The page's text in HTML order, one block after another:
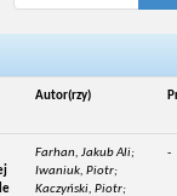
Autor(rzy)
Farhan, Jakub Ali;
Iwaniuk, Piotr;
Kaczyński, Piotr;
-